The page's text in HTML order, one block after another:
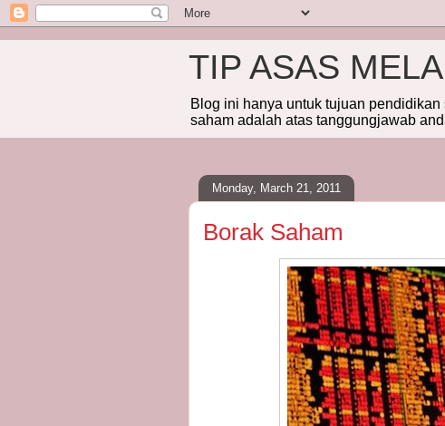
TIP ASAS
Blog ini hanya untuk tujuan
saham adalah atas tanggungjawab
Monday, March 21, 2011
Borak Saham